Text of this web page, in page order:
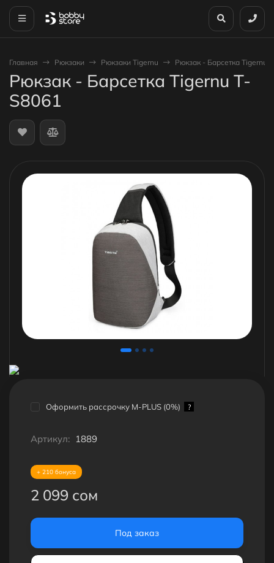
Главная Рюкзаки Рюкзаки Tigernu Рюкзак - Барсетка Tigernu
Рюкзак - Барсетка Tigernu T-
S8061
Оформить рассрочку M-PLUS (0%) ?
Артикул: 1889
+ 210 бонуса
2 099 сом
Под заказ